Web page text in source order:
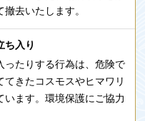
去いたします。
ち入り
ったりする行為は、危険で
きたコスモスやヒマワリ
ます。環境保護にご協力